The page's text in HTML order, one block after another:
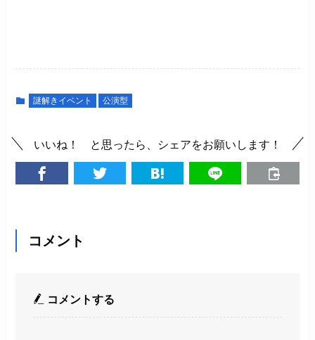
謎解きイベント 公演型
いいね！ と思ったら、シェアをお願いします！
コメント
コメントする